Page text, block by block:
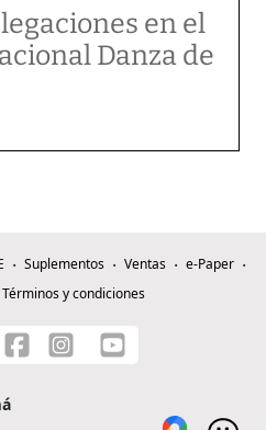
en el
Danza de
Suplementos Ventas
e-Paper
Términos y condiciones